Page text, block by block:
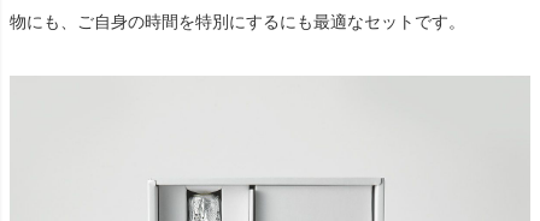
物にも、ご自身の時間を特別にするにも最適なセットです。